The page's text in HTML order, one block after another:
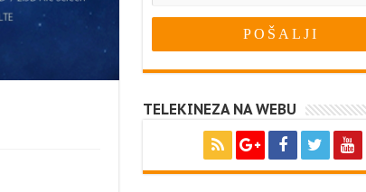
TELEKINEZA NA WEBU